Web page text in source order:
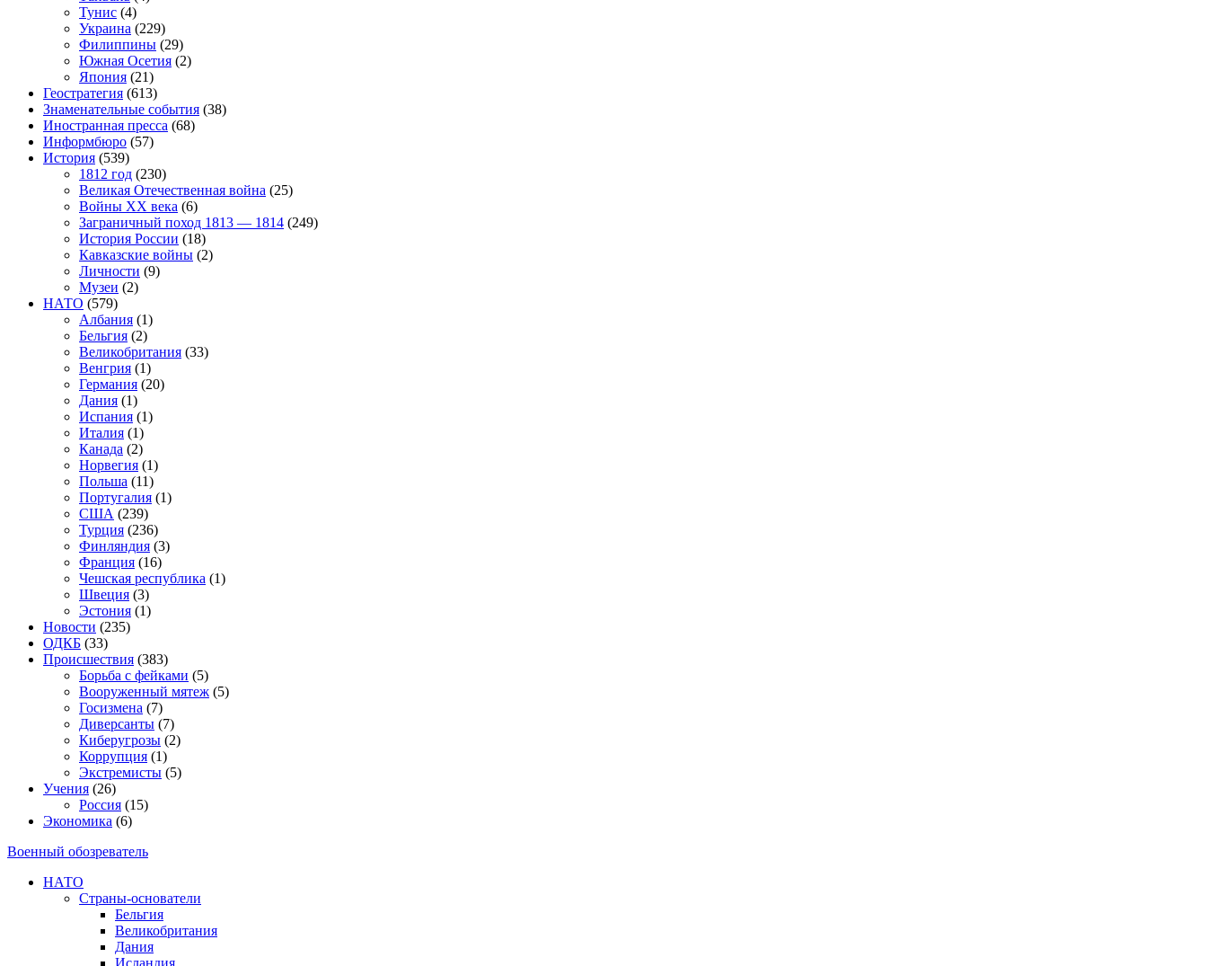
Тунис (4)
Украина (229)
Филиппины (29)
Южная Осетия (2)
Япония (21)
Геостратегия (613)
Знаменательные события (38)
Иностранная пресса (68)
Информбюро (57)
История (539)
1812 год (230)
Великая Отечественная война (25)
Войны XX века (6)
Заграничный поход 1813 — 1814 (249)
История России (18)
Кавказские войны (2)
Личности (9)
Музеи (2)
НАТО (579)
Албания (1)
Бельгия (2)
Великобритания (33)
Венгрия (1)
Германия (20)
Дания (1)
Испания (1)
Италия (1)
Канада (2)
Норвегия (1)
Польша (11)
Португалия (1)
США (239)
Турция (236)
Финляндия (3)
Франция (16)
Чешская республика (1)
Швеция (3)
Эстония (1)
Новости (235)
ОДКБ (33)
Происшествия (383)
Борьба с фейками (5)
Вооруженный мятеж (5)
Госизмена (7)
Диверсанты (7)
Киберугрозы (2)
Коррупция (1)
Экстремисты (5)
Учения (26)
Россия (15)
Экономика (6)
Военный обозреватель
НАТО
Страны-основатели
Бельгия
Великобритания
Дания